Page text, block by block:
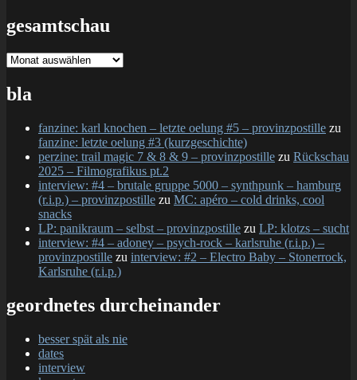
gesamtschau
gesamtschau
bla
fanzine: karl knochen – letzte oelung #5 – provinzpostille zu
fanzine: letzte oelung #3 (kurzgeschichte)
perzine: trail magic 7 & 8 & 9 – provinzpostille zu Rückschau
2025 – Filmografikus pt.2
interview: #4 – brutale gruppe 5000 – synthpunk – hamburg
(r.i.p.) – provinzpostille zu MC: apéro – cold drinks, cool
snacks
LP: panikraum – selbst – provinzpostille zu LP: klotzs – sucht
interview: #4 – adoney – psych-rock – karlsruhe (r.i.p.) –
provinzpostille zu interview: #2 – Electro Baby – Stonerrock,
Karlsruhe (r.i.p.)
geordnetes durcheinander
besser spät als nie
dates
interview